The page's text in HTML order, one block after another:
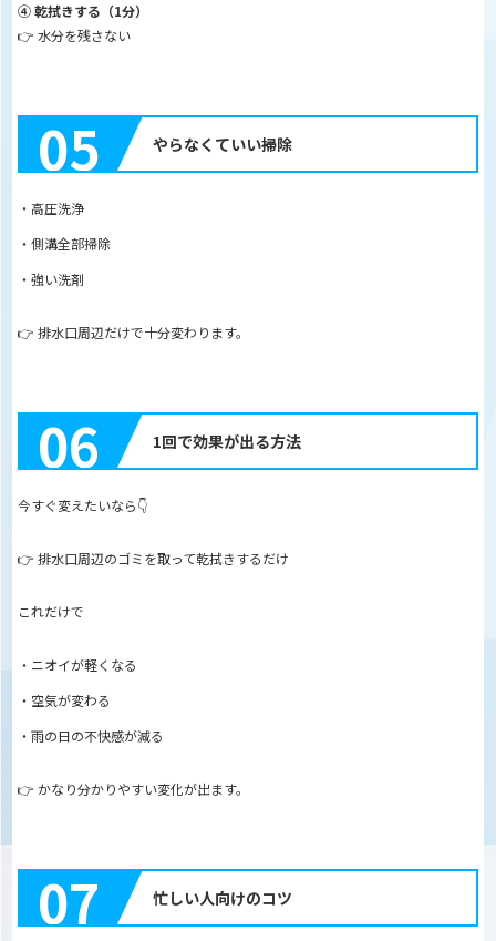
④ 乾拭きする（1分）
👉 水分を残さない
05 やらなくていい掃除
・高圧洗浄
・側溝全部掃除
・強い洗剤
👉 排水口周辺だけで十分変わります。
06 1回で効果が出る方法
今すぐ変えたいなら👇
👉 排水口周辺のゴミを取って乾拭きするだけ
これだけで
・ニオイが軽くなる
・空気が変わる
・雨の日の不快感が減る
👉 かなり分かりやすい変化が出ます。
07 忙しい人向けのコツ